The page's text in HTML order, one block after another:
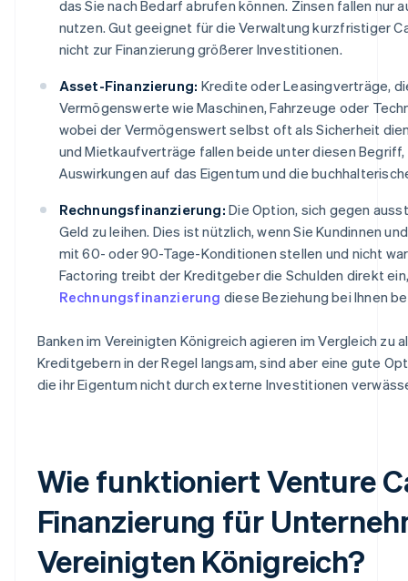
das Sie nach Bedarf abrufen können. Zinsen fallen nur
nutzen. Gut geeignet für die Verwaltung kurzfristiger
nicht zur Finanzierung größerer Investitionen.
Asset-Finanzierung: Kredite oder Leasingverträge,
Vermögenswerte wie Maschinen, Fahrzeuge oder
wobei der Vermögenswert selbst oft als Sicherheit
und Mietkaufverträge fallen beide unter diesen
Auswirkungen auf das Eigentum und die
Rechnungsfinanzierung: Die Option, sich gegen
Geld zu leihen. Dies ist nützlich, wenn Sie Kundinnen
mit 60- oder 90-Tage-Konditionen stellen und nicht
Factoring treibt der Kreditgeber die Schulden direkt
Rechnungsfinanzierung diese Beziehung bei Ihnen
Banken im Vereinigten Königreich agieren im Vergleich zu
Kreditgebern in der Regel langsam, sind aber eine gute
die ihr Eigentum nicht durch externe Investitionen
Wie funktioniert Venture
Finanzierung für
Vereinigten Königreich?